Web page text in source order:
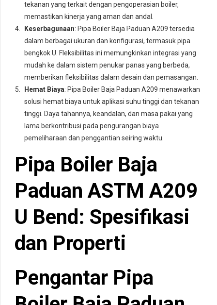
tekanan yang terkait dengan pengoperasian boiler,
memastikan kinerja yang aman dan andal.
Keserbagunaan: Pipa Boiler Baja Paduan A209 tersedia
dalam berbagai ukuran dan konfigurasi, termasuk pipa
bengkok U. Fleksibilitas ini memungkinkan integrasi yang
mudah ke dalam sistem penukar panas yang berbeda,
memberikan fleksibilitas dalam desain dan pemasangan.
Hemat Biaya: Pipa Boiler Baja Paduan A209 menawarkan
solusi hemat biaya untuk aplikasi suhu tinggi dan tekanan
tinggi. Daya tahannya, keandalan, dan masa pakai yang
lama berkontribusi pada pengurangan biaya
pemeliharaan dan penggantian seiring waktu.
Pipa Boiler Baja
Paduan ASTM A209
U Bend: Spesifikasi
dan Properti
Pengantar Pipa